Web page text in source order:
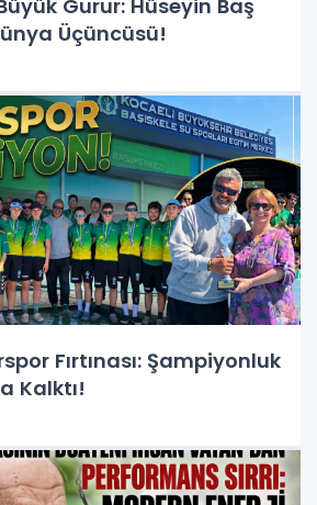
Gurur: Hüseyin Baş
Üçüncüsü!
Fırtınası: Şampiyonluk
Kalktı!